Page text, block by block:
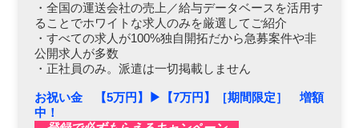
・全国の運送会社の売上／給与データベースを活用す
ることでホワイトな求人のみを厳選してご紹介
・すべての求人が100%独自開拓だから急募案件や非
公開求人が多数
・正社員のみ。派遣は一切掲載しません
お祝い金 【5万円】▶︎【7万円】［期間限定］ 増額
中！